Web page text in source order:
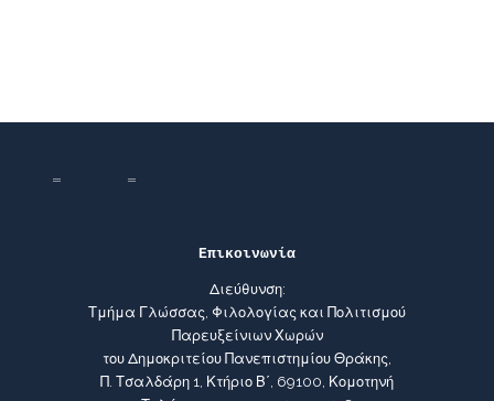
Επικοινωνία
Διεύθυνση:
Τμήμα Γλώσσας, Φιλολογίας και Πολιτισμού
Παρευξείνιων Χωρών
του Δημοκριτείου Πανεπιστημίου Θράκης,
Π. Τσαλδάρη 1, Κτήριο Β΄, 69100, Κομοτηνή